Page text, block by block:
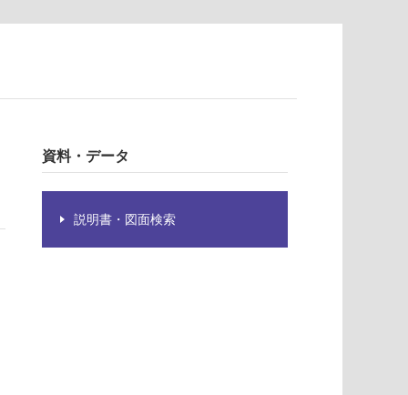
資料・データ
説明書・図面検索